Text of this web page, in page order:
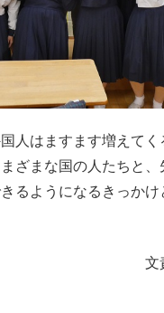
人はますます増えてく
ざまな国の人たちと
るようになるきっかけ
文